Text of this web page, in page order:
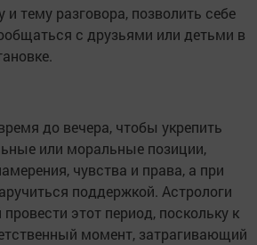
и тему разговора, позволить себе
с друзьями или детьми в
до вечера, чтобы укрепить
или моральные позиции,
чувства и права, а при
поддержкой. Астрологи
этот период, поскольку к
момент, затрагивающий